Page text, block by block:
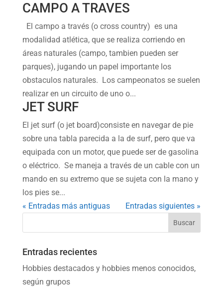
CAMPO A TRAVES
El campo a través (o cross country) es una
modalidad atlética, que se realiza corriendo en
áreas naturales (campo, tambien pueden ser
parques), jugando un papel importante los
obstaculos naturales. Los campeonatos se suelen
realizar en un circuito de uno o...
JET SURF
El jet surf (o jet board)consiste en navegar de pie
sobre una tabla parecida a la de surf, pero que va
equipada con un motor, que puede ser de gasolina
o eléctrico. Se maneja a través de un cable con un
mando en su extremo que se sujeta con la mano y
los pies se...
« Entradas más antiguas
Entradas siguientes »
Entradas recientes
Hobbies destacados y hobbies menos conocidos,
según grupos